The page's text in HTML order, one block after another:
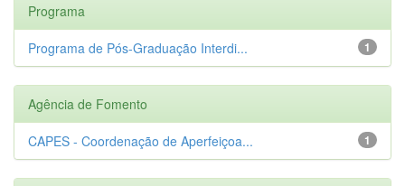
Programa
1
Programa de Pós-Graduação Interdi...
Agência de Fomento
1
CAPES - Coordenação de Aperfeiçoa...